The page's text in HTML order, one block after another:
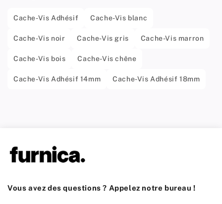
Cache-Vis Adhésif Cache-Vis blanc
Cache-Vis noir Cache-Vis gris Cache-Vis marron
Cache-Vis bois Cache-Vis chêne
Cache-Vis Adhésif 14mm Cache-Vis Adhésif 18mm
Vous avez des questions ? Appelez notre bureau !